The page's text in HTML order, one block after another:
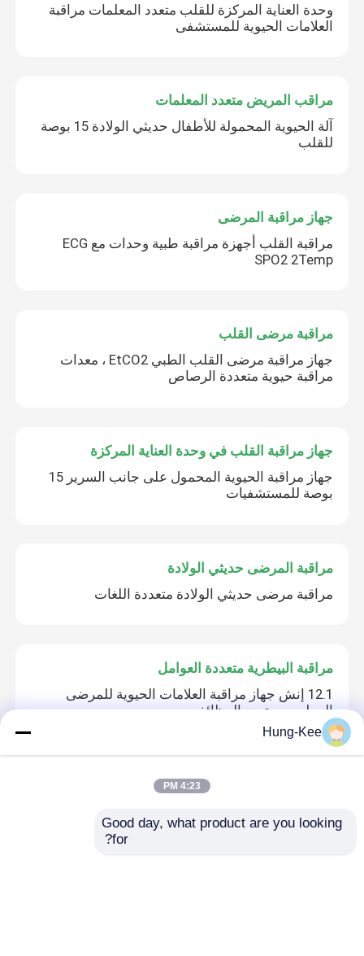
وحدة العناية المركزة للقلب متعدد المعلمات مراقبة
العلامات الحيوية للمستشفى
مراقب المريض متعدد المعلمات
آلة الحيوية المحمولة للأطفال حديثي الولادة 15 بوصة
للقلب
جهاز مراقبة المرضى
مراقبة القلب أجهزة مراقبة طبية وحدات مع ECG
SPO2 2Temp
مراقبة مرضى القلب
جهاز مراقبة مرضى القلب الطبي EtCO2 ، معدات
مراقبة حيوية متعددة الرصاص
جهاز مراقبة القلب في وحدة العناية المركزة
جهاز مراقبة الحيوية المحمول على جانب السرير 15
بوصة للمستشفيات
مراقبة المرضى حديثي الولادة
مراقبة مرضى حديثي الولادة متعددة اللغات
مراقبة البيطرية متعددة العوامل
12.1 إنش جهاز مراقبة العلامات الحيوية للمرضى
البيطريين متعدد الوظائف
أوكسيمتر نبضات أصابع OLED
للعيادة المنزلية، جهاز مراقبة الأكسجين في الدم
Hung-Kee
4:23 PM
Good day, what product are you looking
for?